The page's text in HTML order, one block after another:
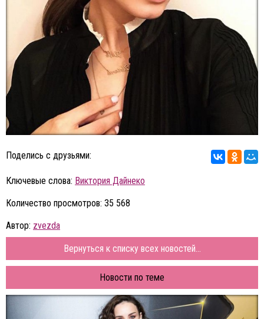
Поделись с друзьями:
Ключевые слова: Виктория Дайнеко
Количество просмотров: 35 568
Автор: zvezda
Вернуться к списку всех новостей...
Новости по теме